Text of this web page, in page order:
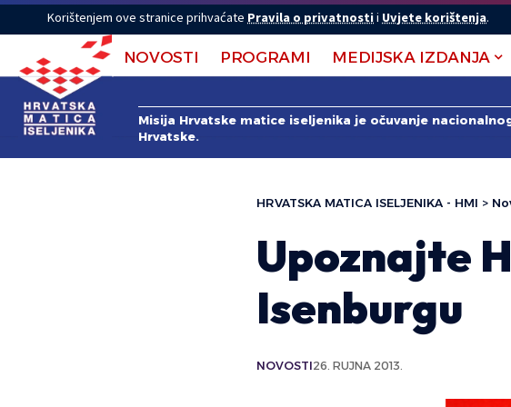
Korištenjem ove stranice prihvaćate Pravila o privatnostii Uvjete korištenja.
NOVOSTI PROGRAMI MEDIJSKA IZDANJA
Misija Hrvatske matice iseljenika je očuvanje
Hrvatske.
HRVATSKA MATICA ISELJENIKA - HMI >
Upoznajte
Isenburgu
NOVOSTI26. RUJNA 2013.